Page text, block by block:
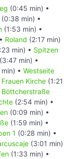
(0:45 min) •
(0:38 min) •
(1:53 min) •
Roland (2:17 min)
min) • Spitzen
(3:47 min) •
• Westseite
Kirche (1:21
Böttcherstraße
(2:54 min) •
(0:09 min) •
(1:59 min) •
1 (0:28 min) •
(3:01 min)
(1:33 min) •